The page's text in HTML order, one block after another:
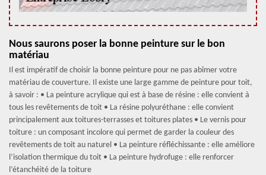
Nous saurons poser la bonne peinture sur le bon
matériau
Il est impératif de choisir la bonne peinture pour ne pas abîmer votre
matériau de couverture. Il existe une large gamme de peinture pour toit,
à savoir : • La peinture acrylique qui est à base de résine : elle convient à
tous les revêtements de toit • La résine polyuréthane : elle convient
principalement aux toitures-terrasses et toitures plates • Le vernis pour
toiture : un composant incolore qui permet de garder la couleur des
revêtements de toit au naturel • La peinture réfléchissante : elle améliore
l’isolation thermique du toit • La peinture hydrofuge : elle renforcer
l’étanchéité de la toiture